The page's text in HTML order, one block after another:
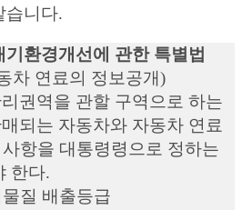
습니다.
환경개선에 관한 특별법
차 연료의 정보공개)
권역을 관할 구역으로 하는
되는 자동차와 자동차 연료
항을 대통령령으로 정하는
한다.
질 배출등급